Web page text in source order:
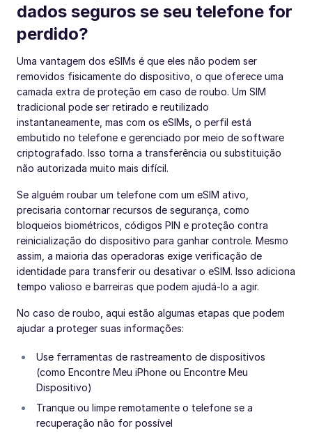
dados seguros se seu telefone for
perdido?
Uma vantagem dos eSIMs é que eles não podem ser
removidos fisicamente do dispositivo, o que oferece uma
camada extra de proteção em caso de roubo. Um SIM
tradicional pode ser retirado e reutilizado
instantaneamente, mas com os eSIMs, o perfil está
embutido no telefone e gerenciado por meio de software
criptografado. Isso torna a transferência ou substituição
não autorizada muito mais difícil.
Se alguém roubar um telefone com um eSIM ativo,
precisaria contornar recursos de segurança, como
bloqueios biométricos, códigos PIN e proteção contra
reinicialização do dispositivo para ganhar controle. Mesmo
assim, a maioria das operadoras exige verificação de
identidade para transferir ou desativar o eSIM. Isso adiciona
tempo valioso e barreiras que podem ajudá-lo a agir.
No caso de roubo, aqui estão algumas etapas que podem
ajudar a proteger suas informações:
Use ferramentas de rastreamento de dispositivos
(como Encontre Meu iPhone ou Encontre Meu
Dispositivo)
Tranque ou limpe remotamente o telefone se a
recuperação não for possível